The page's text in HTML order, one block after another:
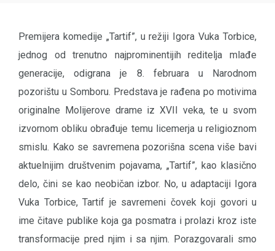
Premijera komedije „Tartif”, u režiji Igora Vuka Torbice,
jednog od trenutno najprominentijih reditelja mlađe
generacije, odigrana je 8. februara u Narodnom
pozorištu u Somboru. Predstava je rađena po motivima
originalne Molijerove drame iz XVII veka, te u svom
izvornom obliku obrađuje temu licemerja u religioznom
smislu. Kako se savremena pozorišna scena više bavi
aktuelnijim društvenim pojavama, „Tartif”, kao klasično
delo, čini se kao neobičan izbor. No, u adaptaciji Igora
Vuka Torbice, Tartif je savremeni čovek koji govori u
ime čitave publike koja ga posmatra i prolazi kroz iste
transformacije pred njim i sa njim. Porazgovarali smo